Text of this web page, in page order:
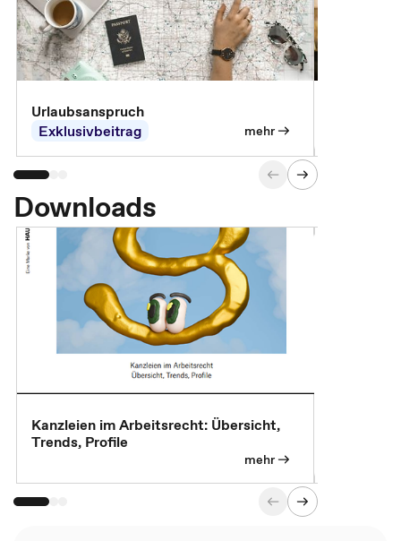
Urlaubsanspruch
Exklusivbeitrag
mehr
Downloads
Kanzleien im Arbeitsrecht: Übersicht,
Trends, Profile
mehr